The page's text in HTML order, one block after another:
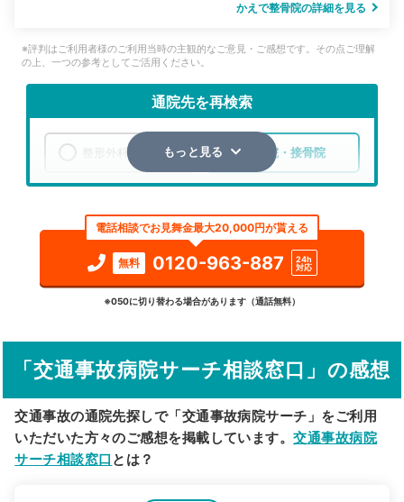
かえで整骨院の詳細を見る
※評判はご利用者様のご利用当時の主観的なご意見・ご感想です。その点ご理解
の上、一つの参考としてご活用ください。
通院先を再検索
整形外科 整骨院・接骨院
検索する
詳細条件で絞り込む
駅から探す 院名から探す
もっと見る
電話相談でお見舞金最大20,000円が貰える
無料 0120-963-887
24h
対応
※050に切り替わる場合があります（通話無料）
「交通事故病院サーチ相談窓口」の感想
交通事故の通院先探しで「交通事故病院サーチ」をご利用
いただいた方々のご感想を掲載しています。交通事故病院
サーチ相談窓口 とは？